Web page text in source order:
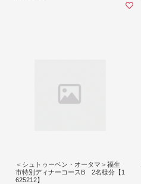
＜シュトゥーベン・オータマ＞福生
市特別ディナーコースB 2名様分【1
625212】